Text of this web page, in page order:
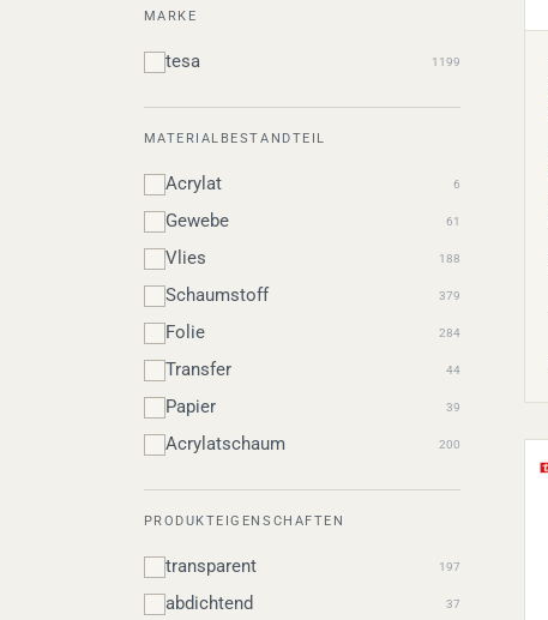
MARKE
tesa 1199
MATERIALBESTANDTEIL
Acrylat 6
Gewebe 61
Vlies 188
Schaumstoff 379
Folie 284
Transfer 44
Papier 39
Acrylatschaum 200
PRODUKTEIGENSCHAFTEN
transparent 197
abdichtend 37